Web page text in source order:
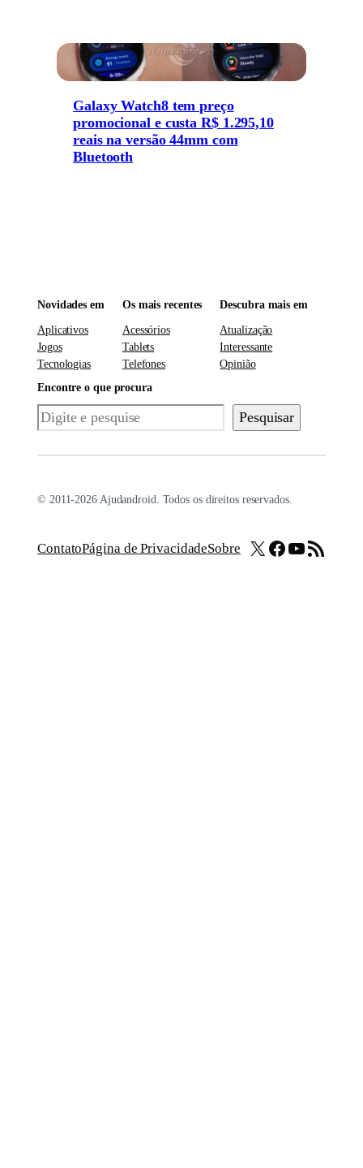
Galaxy Watch8 tem preço
promocional e custa R$ 1.295,10
reais na versão 44mm com
Bluetooth
Novidades em
Aplicativos
Jogos
Tecnologias
Os mais recentes
Acessórios
Tablets
Telefones
Descubra mais em
Atualização
Interessante
Opinião
Encontre o que procura
Pesquisar Pesquisar
© 2011-2026 Ajudandroid. Todos os direitos reservados.
ContatoPágina de PrivacidadeSobre X Facebook
Youtube
Feed RSS